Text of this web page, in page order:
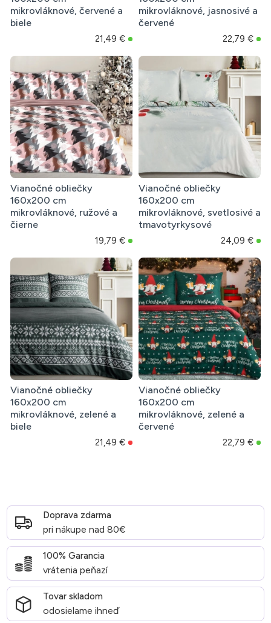
mikrovláknové, červené a
biele
21,49 €
mikrovláknové, jasnosivé a
červené
22,79 €
Vianočné obliečky
160x200 cm
mikrovláknové, ružové a
čierne
19,79 €
Vianočné obliečky
160x200 cm
mikrovláknové, svetlosivé a
tmavotyrkysové
24,09 €
Vianočné obliečky
160x200 cm
mikrovláknové, zelené a
biele
21,49 €
Vianočné obliečky
160x200 cm
mikrovláknové, zelené a
červené
22,79 €
Doprava zdarma
pri nákupe nad 80€
100% Garancia
vrátenia peňazí
Tovar skladom
odosielame ihneď